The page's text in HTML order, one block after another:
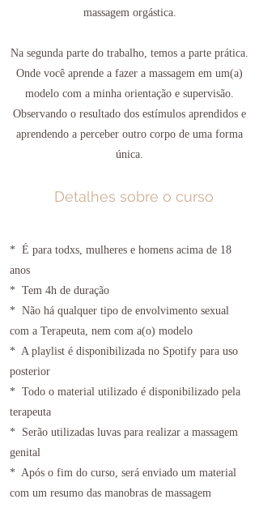
massagem orgástica.
Na segunda parte do trabalho, temos a parte prática.
Onde você aprende a fazer a massagem em um(a)
modelo com a minha orientação e supervisão.
Observando o resultado dos estímulos aprendidos e
aprendendo a perceber outro corpo de uma forma
única.
Detalhes sobre o curso
* É para todxs, mulheres e homens acima de 18
anos
* Tem 4h de duração
* Não há qualquer tipo de envolvimento sexual
com a Terapeuta, nem com a(o) modelo
* A playlist é disponibilizada no Spotify para uso
posterior
* Todo o material utilizado é disponibilizado pela
terapeuta
* Serão utilizadas luvas para realizar a massagem
genital
* Após o fim do curso, será enviado um material
com um resumo das manobras de massagem